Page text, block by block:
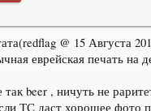
@ 15 Августа
еврейская печать на
так beer , ничуть не
ТС даст хорошее фото